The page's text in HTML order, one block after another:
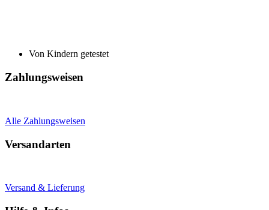
Von Kindern getestet
Zahlungsweisen
Alle Zahlungsweisen
Versandarten
Versand & Lieferung